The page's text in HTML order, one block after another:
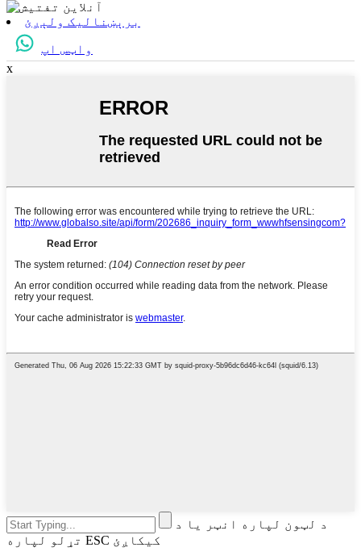
برېښنالیک ولېږئ
واټس اپ
x
د لټون لپاره انټر یا د
تړلو لپاره ESC کیکاږئ